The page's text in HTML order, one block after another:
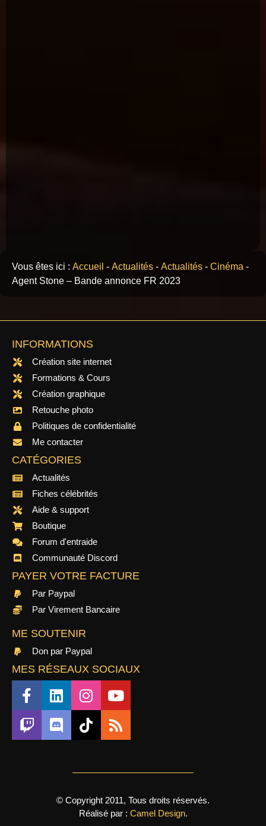
Vous êtes ici : Accueil - Actualités - Actualités - Cinéma -
Agent Stone – Bande annonce FR 2023
INFORMATIONS
Création site internet
Formations & Cours
Création graphique
Retouche photo
Politiques de confidentialité
Me contacter
CATÉGORIES
Actualités
Fiches célébrités
Aide & support
Boutique
Forum d'entraide
Communauté Discord
PAYER VOTRE FACTURE
Par Paypal
Par Virement Bancaire
ME SOUTENIR
Don par Paypal
MES RÉSEAUX SOCIAUX
© Copyright 2011, Tous droits réservés.
Réalisé par : Camel Design.